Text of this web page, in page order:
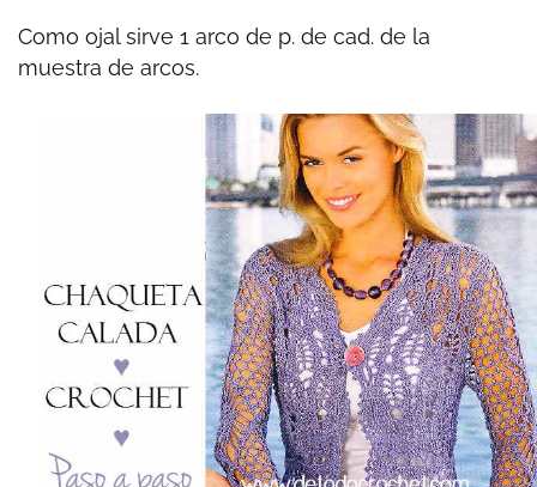
Como ojal sirve 1 arco de p. de cad. de la
muestra de arcos.